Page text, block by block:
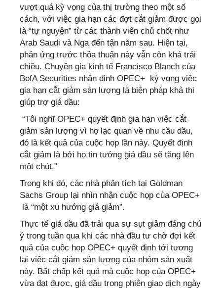
vượt quá kỳ vọng của thị trường theo một số
cách, với việc gia hạn các đợt cắt giảm được gọi
là “tự nguyện” từ các thành viên chủ chốt như
Arab Saudi và Nga đến tận năm sau. Hiện tại,
phản ứng trước thỏa thuận này vẫn còn khá trái
chiều. Chuyên gia kinh tế Francisco Blanch của
BofA Securities nhận định OPEC+ kỳ vọng việc
gia hạn cắt giảm sản lượng là biện pháp khả thi
giúp trợ giá dầu:
“Tôi nghĩ OPEC+ quyết định gia hạn việc cắt
giảm sản lượng vì họ lạc quan về nhu cầu dầu,
đó là kết quả của cuộc họp lần này. Quyết định
cắt giảm là bởi họ tin tưởng giá dầu sẽ tăng lên
một chút.”
Trong khi đó, các nhà phân tích tại Goldman
Sachs Group lại nhìn nhận cuộc họp của OPEC+
là “một xu hướng giá giảm”.
Thực tế giá dầu đã trải qua sự sụt giảm đáng chú
ý trong tuần qua khi các nhà đầu tư chờ đợi kết
quả của cuộc họp OPEC+ quyết định tới tương
lai việc cắt giảm sản lượng của nhóm sản xuất
này. Bất chấp kết quả mà cuộc họp của OPEC+
vừa đạt được, giá dầu trong phiên giao dịch ngày